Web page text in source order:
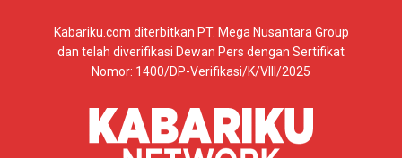
Kabariku.com diterbitkan PT. Mega Nusantara Group
dan telah diverifikasi Dewan Pers dengan Sertifikat
Nomor: 1400/DP-Verifikasi/K/VIII/2025